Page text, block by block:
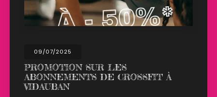
09/07/2025
PROMOTION SUR LES
ABONNEMENTS DE CROSSFIT À
VIDAUBAN